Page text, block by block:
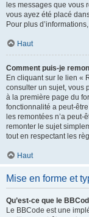
les messages que vous
vous ayez été placé
Pour plus
Haut
Comment puis-je
En cliquant sur le lien «
consulter un sujet, vous
à la première page du
fonctionnalité a peut-
les remontées n’a
remonter le sujet
tout en respectant les
Haut
Mise en forme et
Qu’est-ce que le
Le BBCode est une